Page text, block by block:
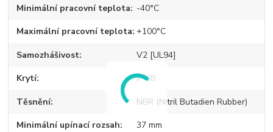
Minimální pracovní teplota -40°C
Maximální pracovní teplota +100°C
Samozhášivost V2 [UL94]
Krytí IP 68
Těsnění NBR (Nitril Butadien Rubber)
Minimální upínací rozsah 37 mm